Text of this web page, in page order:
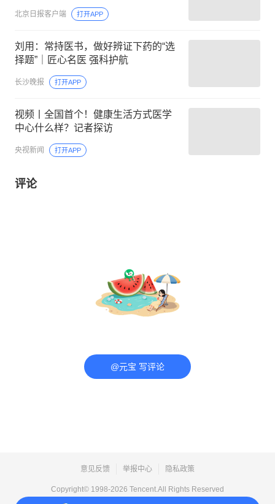
北京日报客户端 打开APP
刘用：常持医书，做好辨证下药的“选
择题”｜匠心名医 强科护航
长沙晚报 打开APP
视频丨全国首个！健康生活方式医学
中心什么样？记者探访
央视新闻 打开APP
评论
@元宝 写评论
意见反馈 举报中心 隐私政策
Copyright© 1998-2026 Tencent.All Rights Reserved